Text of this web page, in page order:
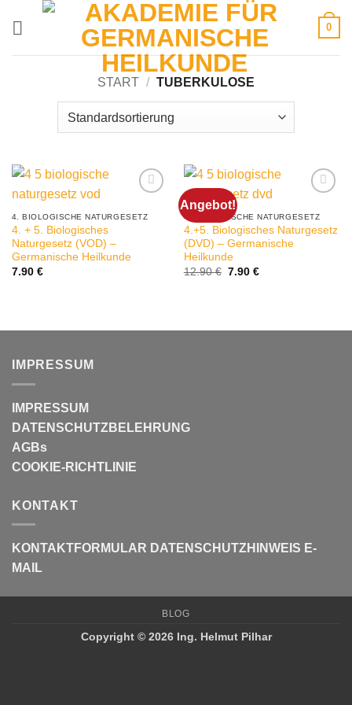
0
START / TUBERKULOSE
4. BIOLOGISCHE NATURGESETZ
4. + 5. Biologisches
Naturgesetz (VOD) –
Germanische Heilkunde
7.90 €
Angebot!
4. BIOLOGISCHE NATURGESETZ
4.+5. Biologisches Naturgesetz
(DVD) – Germanische
Heilkunde
12.90€ Ursprünglicher
7.90 €Aktueller
IMPRESSUM
IMPRESSUM
DATENSCHUTZBELEHRUNG
AGBs
COOKIE-RICHTLINIE
KONTAKT
KONTAKTFORMULAR DATENSCHUTZHINWEIS E-
MAIL
BLOG
Copyright © 2026 Ing. Helmut Pilhar